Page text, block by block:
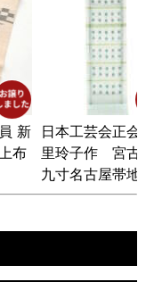
新
布
日本工芸会正会
里玲子作 宮古
九寸名古屋帯
仕立て品